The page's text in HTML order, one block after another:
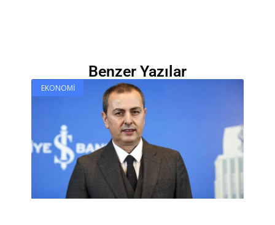
Benzer Yazılar
EKONOMI